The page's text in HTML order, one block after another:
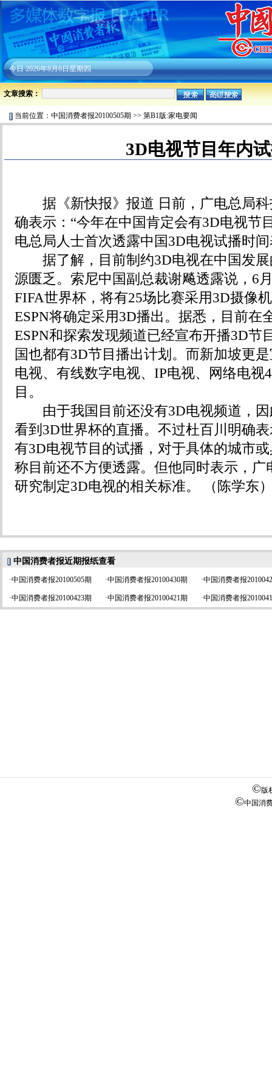
今日2026年8月6日星期四
文章搜索：
当前位置： 中国消费者报20100505期 >> 第B1版:家电要闻
3D电视节目年内
据《新快报》报道 日前，广电总局科
确表示：“今年在中国肯定会有3D电视节
电总局人士首次透露中国3D电视试播时
据了解，目前制约3D电视在中国发展
源匮乏。索尼中国副总裁谢飚透露说，6
FIFA世界杯，将有25场比赛采用3D摄像
ESPN将确定采用3D播出。据悉，目前在
ESPN和探索发现频道已经宣布开播3D节
国也都有3D节目播出计划。而新加坡更
电视、有线数字电视、IP电视、网络电视
目。
由于我国目前还没有3D电视频道，因
看到3D世界杯的直播。不过杜百川明确
有3D电视节目的试播，对于具体的城市
称目前还不方便透露。但他同时表示，广
研究制定3D电视的相关标准。 （陈学东
中国消费者报近期报纸查看
·中国消费者报20100505期 ·中国消费者报20100430期 ·中国消费者报
·中国消费者报20100423期 ·中国消费者报20100421期 ·中国消费者报
©版
©中国消